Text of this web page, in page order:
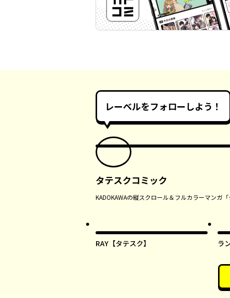
レーベルをフォローしよう！
タテスクコミック
KADOKAWAの縦スクロール＆フルカラーマンガ
RAY【タテスク】
ラ